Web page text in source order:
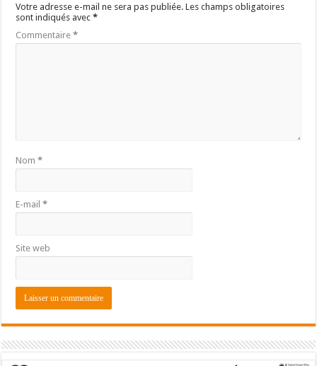
Votre adresse e-mail ne sera pas publiée. Les champs obligatoires
sont indiqués avec*
Commentaire*
Nom*
E-mail*
Site web